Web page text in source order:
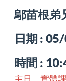
鄔苗根弟
日期 :
時間 :
主日，實體